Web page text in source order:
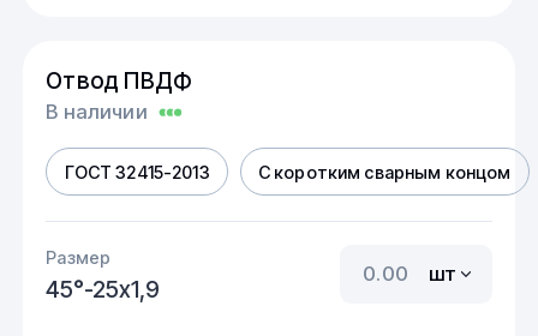
Отвод ПВДФ
В наличии
ГОСТ 32415-2013 С коротким сварным концом
Размер
45°-25х1,9
шт